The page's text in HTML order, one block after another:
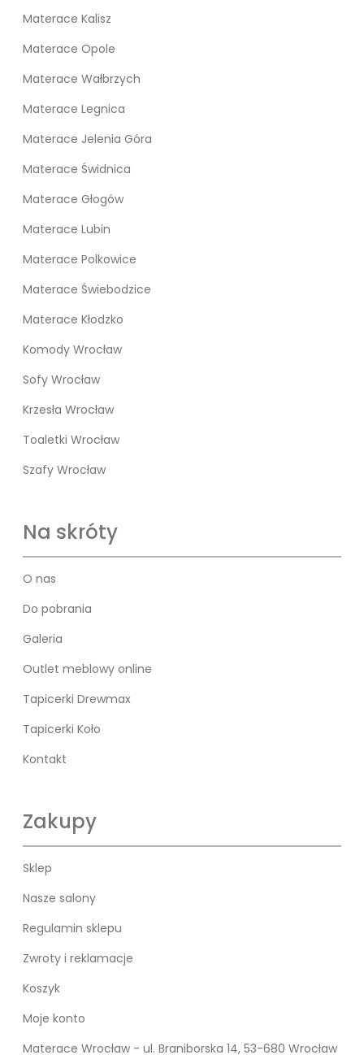
Materace Kalisz
Materace Opole
Materace Wałbrzych
Materace Legnica
Materace Jelenia Góra
Materace Świdnica
Materace Głogów
Materace Lubin
Materace Polkowice
Materace Świebodzice
Materace Kłodzko
Komody Wrocław
Sofy Wrocław
Krzesła Wrocław
Toaletki Wrocław
Szafy Wrocław
Na skróty
O nas
Do pobrania
Galeria
Outlet meblowy online
Tapicerki Drewmax
Tapicerki Koło
Kontakt
Zakupy
Sklep
Nasze salony
Regulamin sklepu
Zwroty i reklamacje
Koszyk
Moje konto
Materace Wrocław - ul. Braniborska 14, 53-680 Wrocław